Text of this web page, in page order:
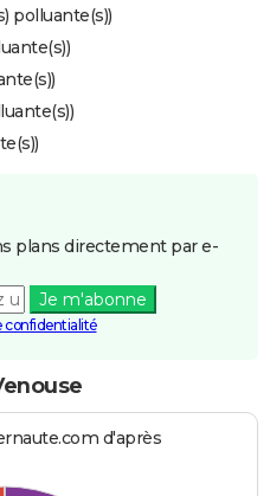
polluante(s))
plans directement par e-
Je m'abonne
confidentialité
d'après